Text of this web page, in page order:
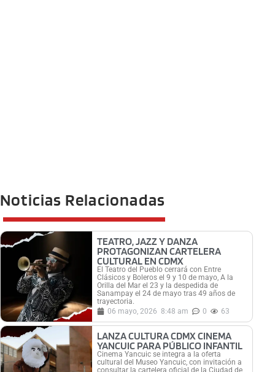
Noticias Relacionadas
TEATRO, JAZZ Y DANZA
PROTAGONIZAN CARTELERA
CULTURAL EN CDMX
El Teatro del Pueblo cerrará con Entre
Clásicos y Boleros el 9 y 10 de mayo, A la
Orilla del Mar el 23 y la despedida de
Sanampay el 24 de mayo tras 49 años de
trayectoria.
06 mayo, 2026 8:48 am 0 63
LANZA CULTURA CDMX CINEMA
YANCUIC PARA PÚBLICO INFANTIL
Cinema Yancuic se integra a la oferta
cultural del Museo Yancuic, con invitación a
consultar la cartelera oficial de la Ciudad de